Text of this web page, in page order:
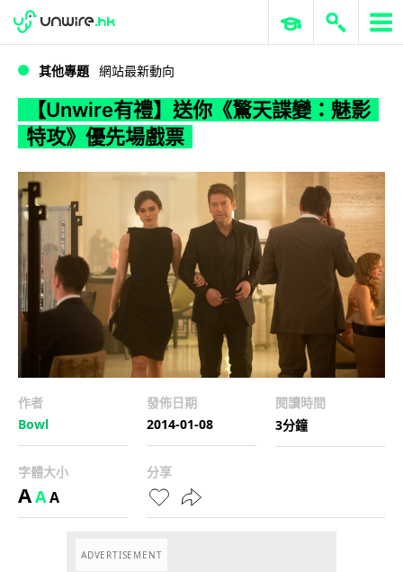
WWDC 2026 ERP 與商業 AI
其他專題 網站最新動向
【Unwire有禮】送你《驚天諜變：魅影
特攻》優先場戲票
作者
Bowl
發佈日期
2014-01-08
閱讀時間
3分鐘
字體大小
AAA
分享
ADVERTISEMENT